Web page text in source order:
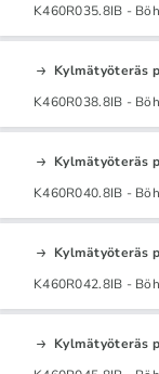
K460R035.8IB -
Kylmätyöteräs
K460R038.8IB -
Kylmätyöteräs
K460R040.8IB -
Kylmätyöteräs
K460R042.8IB -
Kylmätyöteräs